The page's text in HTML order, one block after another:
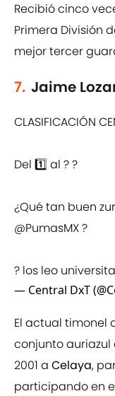
Recibió cinco
Primera División
mejor tercer
7. Jaime
CLASIFICACIÓN
Del 1️⃣ al ? ?
¿Qué tan buen
@PumasMX?
? los leo
— Central DxT
El actual timonel
conjunto auriazul
2001 a Celaya,
participando en